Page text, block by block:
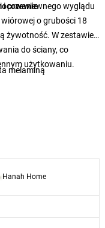
i przewiewnego wyglądu
o grubości 18
żywotność. W zestawie
do ściany, co
użytkowaniu.
melaminą
tak
Hanah Home